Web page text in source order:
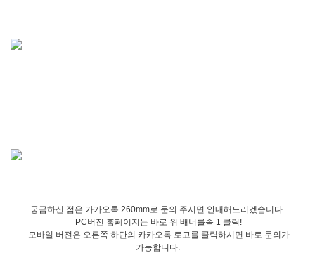
궁금하신 점은 카카오톡 260mm로 문의 주시면 안내해드리겠습니다.
PC버전 홈페이지는 바로 위 배너를속 1 클릭!
모바일 버전은 오른쪽 하단의 카카오톡 로고를 클릭하시면 바로 문의가
가능합니다.